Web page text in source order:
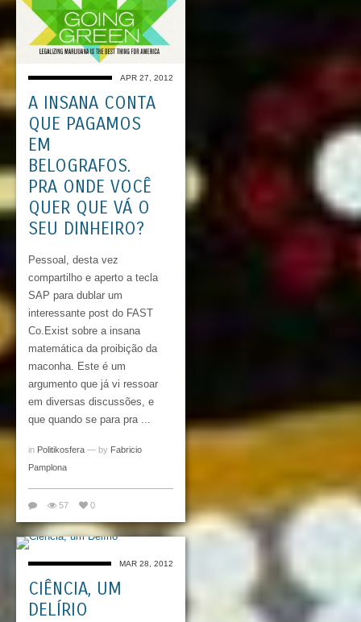
APR 27, 2012
A INSANA CONTA
QUE PAGAMOS
EM
BELOGRAFOS.
PRA ONDE VOCÊ
QUER QUE VÁ O
SEU DINHEIRO?
Pessoal, desta vez
compartilho e aperto a tecla
SAP para dublar um
interessante post do FAST
Co.Exist sobre a insana
matemática da proibição da
maconha. Este é um
argumento que já vi ressoar
em diversas discussões, e
que quando se para pra ...
in Politikosfera — by Fabricio
Pamplona
57 0
MAR 28, 2012
CIÊNCIA, UM
DELÍRIO